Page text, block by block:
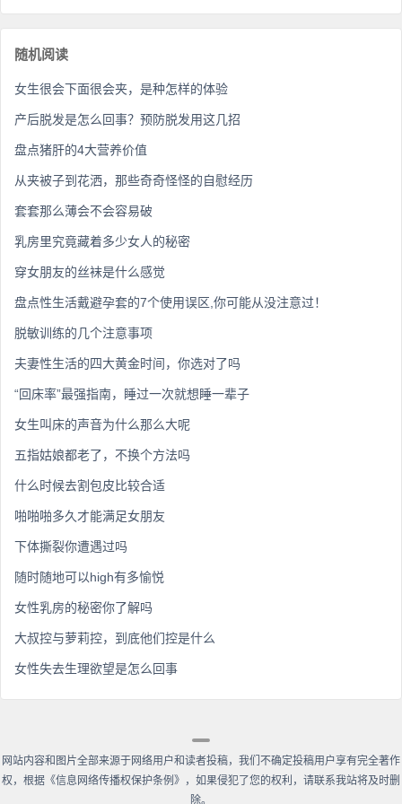
随机阅读
女生很会下面很会夹，是种怎样的体验
产后脱发是怎么回事？预防脱发用这几招
盘点猪肝的4大营养价值
从夹被子到花洒，那些奇奇怪怪的自慰经历
套套那么薄会不会容易破
乳房里究竟藏着多少女人的秘密
穿女朋友的丝袜是什么感觉
盘点性生活戴避孕套的7个使用误区,你可能从没注意过！
脱敏训练的几个注意事项
夫妻性生活的四大黄金时间，你选对了吗
“回床率”最强指南，睡过一次就想睡一辈子
女生叫床的声音为什么那么大呢
五指姑娘都老了，不换个方法吗
什么时候去割包皮比较合适
啪啪啪多久才能满足女朋友
下体撕裂你遭遇过吗
随时随地可以high有多愉悦
女性乳房的秘密你了解吗
大叔控与萝莉控，到底他们控是什么
女性失去生理欲望是怎么回事
网站内容和图片全部来源于网络用户和读者投稿，我们不确定投稿用户享有完全著作
权，根据《信息网络传播权保护条例》，如果侵犯了您的权利，请联系我站将及时删
除。